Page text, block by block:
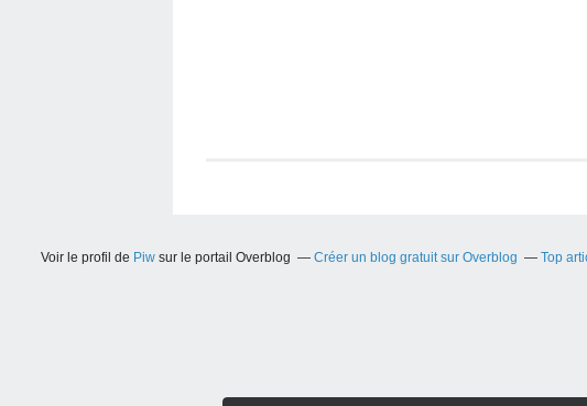
Voir le profil de Piw sur le portail Overblog Créer un blog gratuit sur Overblog Top